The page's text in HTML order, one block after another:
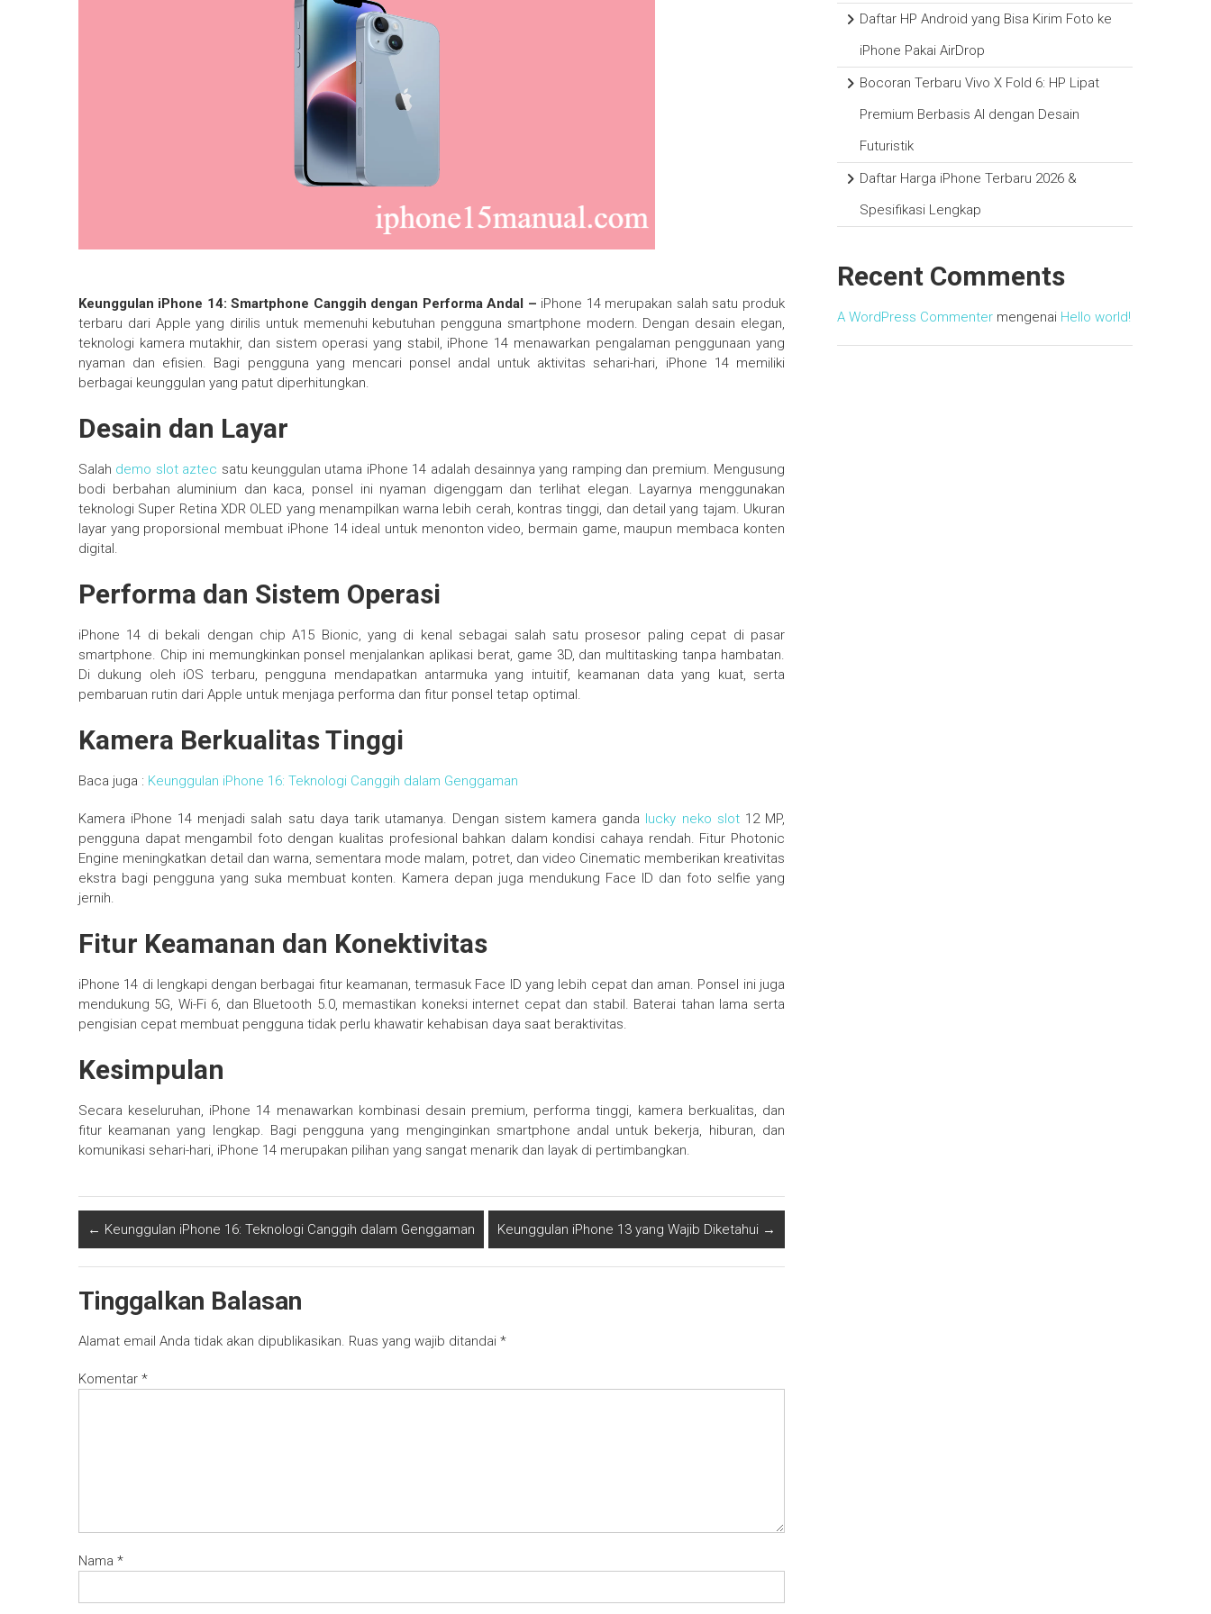
Keunggulan iPhone 14: Smartphone Canggih dengan Performa Andal – iPhone 14 merupakan salah satu produk
terbaru dari Apple yang dirilis untuk memenuhi kebutuhan pengguna smartphone modern. Dengan desain elegan,
teknologi kamera mutakhir, dan sistem operasi yang stabil, iPhone 14 menawarkan pengalaman penggunaan yang
nyaman dan efisien. Bagi pengguna yang mencari ponsel andal untuk aktivitas sehari-hari, iPhone 14 memiliki
berbagai keunggulan yang patut diperhitungkan.
Desain dan Layar
Salah demo slot aztec satu keunggulan utama iPhone 14 adalah desainnya yang ramping dan premium. Mengusung
bodi berbahan aluminium dan kaca, ponsel ini nyaman digenggam dan terlihat elegan. Layarnya menggunakan
teknologi Super Retina XDR OLED yang menampilkan warna lebih cerah, kontras tinggi, dan detail yang tajam. Ukuran
layar yang proporsional membuat iPhone 14 ideal untuk menonton video, bermain game, maupun membaca konten
digital.
Performa dan Sistem Operasi
iPhone 14 di bekali dengan chip A15 Bionic, yang di kenal sebagai salah satu prosesor paling cepat di pasar
smartphone. Chip ini memungkinkan ponsel menjalankan aplikasi berat, game 3D, dan multitasking tanpa hambatan.
Di dukung oleh iOS terbaru, pengguna mendapatkan antarmuka yang intuitif, keamanan data yang kuat, serta
pembaruan rutin dari Apple untuk menjaga performa dan fitur ponsel tetap optimal.
Kamera Berkualitas Tinggi
Baca juga : Keunggulan iPhone 16: Teknologi Canggih dalam Genggaman
Kamera iPhone 14 menjadi salah satu daya tarik utamanya. Dengan sistem kamera ganda lucky neko slot 12 MP,
pengguna dapat mengambil foto dengan kualitas profesional bahkan dalam kondisi cahaya rendah. Fitur Photonic
Engine meningkatkan detail dan warna, sementara mode malam, potret, dan video Cinematic memberikan kreativitas
ekstra bagi pengguna yang suka membuat konten. Kamera depan juga mendukung Face ID dan foto selfie yang
jernih.
Fitur Keamanan dan Konektivitas
iPhone 14 di lengkapi dengan berbagai fitur keamanan, termasuk Face ID yang lebih cepat dan aman. Ponsel ini juga
mendukung 5G, Wi-Fi 6, dan Bluetooth 5.0, memastikan koneksi internet cepat dan stabil. Baterai tahan lama serta
pengisian cepat membuat pengguna tidak perlu khawatir kehabisan daya saat beraktivitas.
Kesimpulan
Secara keseluruhan, iPhone 14 menawarkan kombinasi desain premium, performa tinggi, kamera berkualitas, dan
fitur keamanan yang lengkap. Bagi pengguna yang menginginkan smartphone andal untuk bekerja, hiburan, dan
komunikasi sehari-hari, iPhone 14 merupakan pilihan yang sangat menarik dan layak di pertimbangkan.
← Keunggulan iPhone 16: Teknologi Canggih dalam Genggaman Keunggulan iPhone 13 yang Wajib Diketahui →
Tinggalkan Balasan
Alamat email Anda tidak akan dipublikasikan. Ruas yang wajib ditandai *
Komentar *
Nama *
Daftar HP Android yang Bisa Kirim Foto ke
iPhone Pakai AirDrop
Bocoran Terbaru Vivo X Fold 6: HP Lipat
Premium Berbasis AI dengan Desain
Futuristik
Daftar Harga iPhone Terbaru 2026 &
Spesifikasi Lengkap
Recent Comments
A WordPress Commenter mengenai Hello world!